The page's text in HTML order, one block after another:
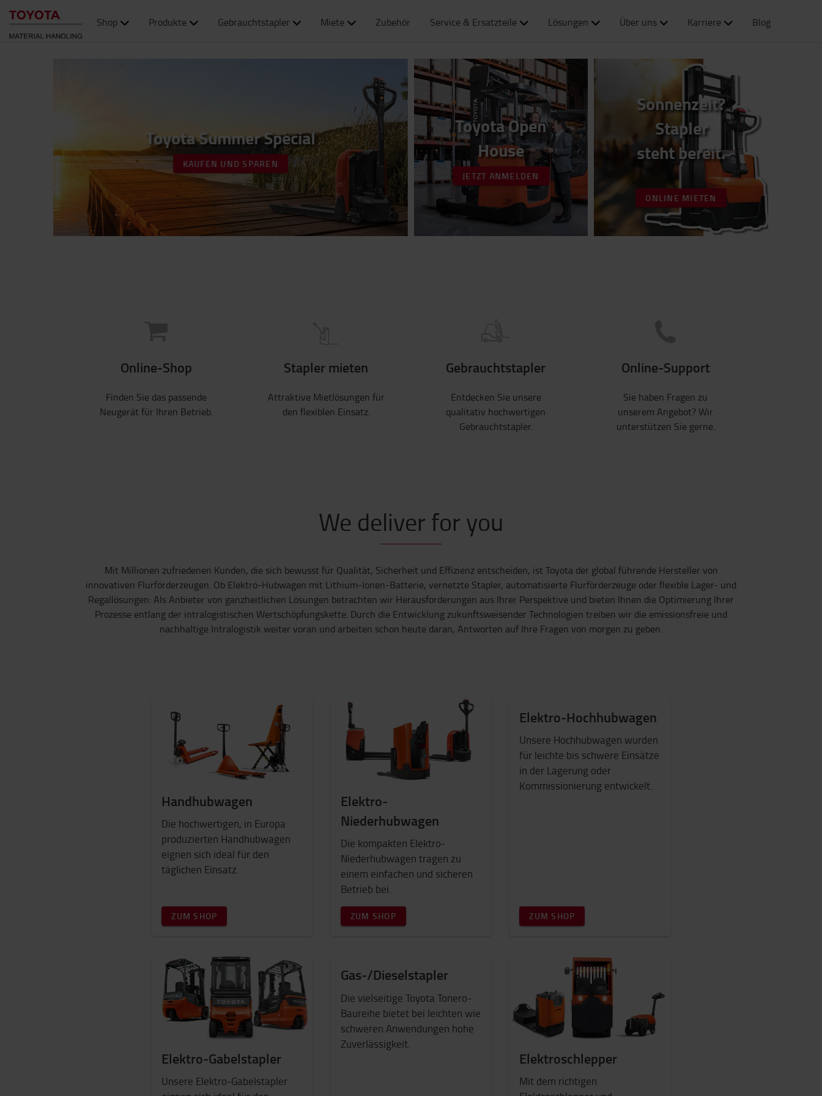
Shop Produkte Gebrauchtstapler Miete Zubehör Service & Ersatzteile Lösungen Über uns Karriere Blog
Toyota Summer Special
KAUFEN UND SPAREN
Toyota Open
House
JETZT ANMELDEN
Sonnenzeit?
Stapler
steht bereit.
ONLINE MIETEN
Online-Shop
Finden Sie das passende
Neugerät für Ihren Betrieb.
Stapler mieten
Attraktive Mietlösungen für
den flexiblen Einsatz.
Gebrauchtstapler
Entdecken Sie unsere
qualitativ hochwertigen
Gebrauchtstapler.
Online-Support
Sie haben Fragen zu
unserem Angebot? Wir
unterstützen Sie gerne.
We deliver for you
Mit Millionen zufriedenen Kunden, die sich bewusst für Qualität, Sicherheit und Effizienz entscheiden, ist Toyota der global führende Hersteller von
innovativen Flurförderzeugen. Ob Elektro-Hubwagen mit Lithium-Ionen-Batterie, vernetzte Stapler, automatisierte Flurförderzeuge oder flexible Lager- und
Regallösungen: Als Anbieter von ganzheitlichen Lösungen betrachten wir Herausforderungen aus Ihrer Perspektive und bieten Ihnen die Optimierung Ihrer
Prozesse entlang der intralogistischen Wertschöpfungskette. Durch die Entwicklung zukunftsweisender Technologien treiben wir die emissionsfreie und
nachhaltige Intralogistik weiter voran und arbeiten schon heute daran, Antworten auf Ihre Fragen von morgen zu geben.
Handhubwagen
Die hochwertigen, in Europa
produzierten Handhubwagen
eignen sich ideal für den
täglichen Einsatz.
ZUM SHOP
Elektro-
Niederhubwagen
Die kompakten Elektro-
Niederhubwagen tragen zu
einem einfachen und sicheren
Betrieb bei.
ZUM SHOP
Elektro-Hochhubwagen
Unsere Hochhubwagen wurden
für leichte bis schwere Einsätze
in der Lagerung oder
Kommissionierung entwickelt.
ZUM SHOP
Elektro-Gabelstapler
Unsere Elektro-Gabelstapler
Gas-/Dieselstapler
Die vielseitige Toyota Tonero-
Baureihe bietet bei leichten wie
schweren Anwendungen hohe
Zuverlässigkeit.
Elektroschlepper
Mit dem richtigen